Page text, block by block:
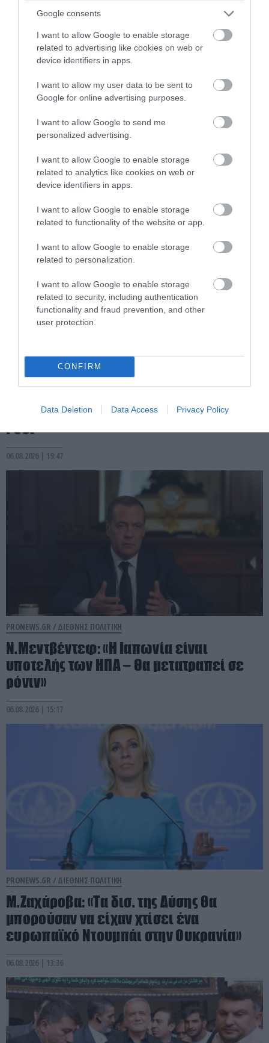
Google consents
I want to allow Google to enable storage
related to advertising like cookies on web or
device identifiers in apps.
I want to allow my user data to be sent to
Google for online advertising purposes.
I want to allow Google to send me
personalized advertising.
I want to allow Google to enable storage
related to analytics like cookies on web or
device identifiers in apps.
I want to allow Google to enable storage
related to functionality of the website or app.
I want to allow Google to enable storage
related to personalization.
I want to allow Google to enable storage
related to security, including authentication
functionality and fraud prevention, and other
user protection.
CONFIRM
Data Deletion Data Access Privacy Policy
PRONEWS.GR /ΔΙΕΘΝΗΣ ΠΟΛΙΤΙΚΗ
Ν.Τραμπ: «Οι λάτρεις των ηλεκτρικών
αυτοκινήτων είναι άρρωστοι –
Ανησυχούν για την μπαταρία στο 75%»
(βίντεο)
07.08.2026 | 08:10
PRONEWS.GR /ΔΙΕΘΝΗΣ ΠΟΛΙΤΙΚΗ
Έδωσε ο Ντόναλντ Τραμπ από τώρα το
Βανς – Αυτό αναφέρει η Washington
Post
06.08.2026 | 19:47
PRONEWS.GR / ΔΙΕΘΝΗΣ ΠΟΛΙΤΙΚΗ
Ν.Μεντβέντεφ: «Η Ιαπωνία είναι
υποτελής των ΗΠΑ – Θα μετατραπεί σε
ρόνιν»
06.08.2026 | 15:17
PRONEWS.GR / ΔΙΕΘΝΗΣ ΠΟΛΙΤΙΚΗ
Μ.Ζαχάροβα: «Τα δισ. της Δύσης θα
μπορούσαν να είχαν χτίσει ένα
ευρωπαϊκό Ντουμπάι στην Ουκρανία»
06.08.2026 | 13:36